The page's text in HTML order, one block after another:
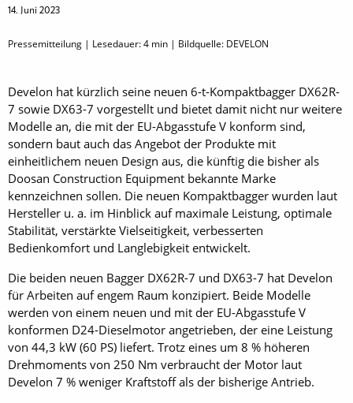
14. Juni 2023
Pressemitteilung | Lesedauer:4 min | Bildquelle: DEVELON
Develon hat kürzlich seine neuen 6-t-Kompaktbagger DX62R-
7 sowie DX63-7 vorgestellt und bietet damit nicht nur weitere
Modelle an, die mit der EU-Abgasstufe V konform sind,
sondern baut auch das Angebot der Produkte mit
einheitlichem neuen Design aus, die künftig die bisher als
Doosan Construction Equipment bekannte Marke
kennzeichnen sollen. Die neuen Kompaktbagger wurden laut
Hersteller u. a. im Hinblick auf maximale Leistung, optimale
Stabilität, verstärkte Vielseitigkeit, verbesserten
Bedienkomfort und Langlebigkeit entwickelt.
Die beiden neuen Bagger DX62R-7 und DX63-7 hat Develon
für Arbeiten auf engem Raum konzipiert. Beide Modelle
werden von einem neuen und mit der EU-Abgasstufe V
konformen D24-Dieselmotor angetrieben, der eine Leistung
von 44,3 kW (60 PS) liefert. Trotz eines um 8 % höheren
Drehmoments von 250 Nm verbraucht der Motor laut
Develon 7 % weniger Kraftstoff als der bisherige Antrieb.